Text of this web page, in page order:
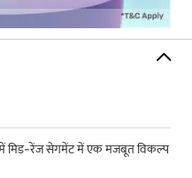
में मिड-रेंज सेगमेंट में एक मजबूत विकल्प